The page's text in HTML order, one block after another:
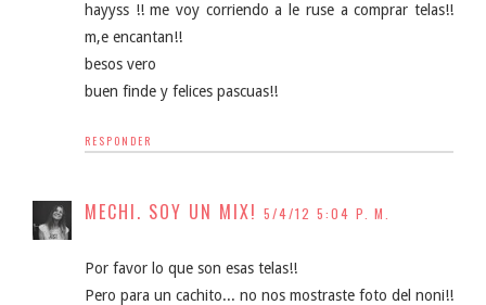
hayyss !! me voy corriendo a le ruse a comprar telas!!
m,e encantan!!
besos vero
buen finde y felices pascuas!!
RESPONDER
MECHI. SOY UN MIX! 5/4/12 5:04 P. M.
Por favor lo que son esas telas!!
Pero para un cachito... no nos mostraste foto del noni!!